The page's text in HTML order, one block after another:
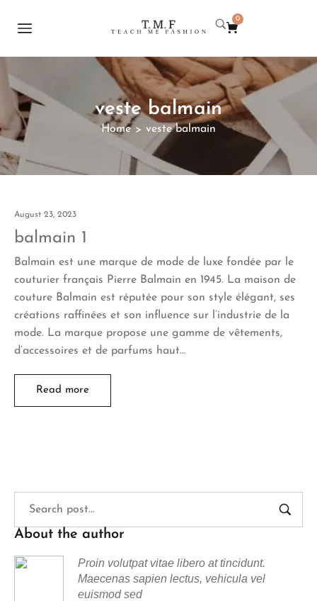
0
veste balmain
Home > veste balmain
August 23, 2023
balmain 1
Balmain est une marque de mode de luxe fondée par le
couturier français Pierre Balmain en 1945. La maison de
couture Balmain est réputée pour son style élégant, ses
créations raffinées et son influence sur l’industrie de la
mode. La marque propose une gamme de vêtements,
d’accessoires et de parfums haut…
Read more
About the author
Proin volutpat vitae libero at tincidunt.
Maecenas sapien lectus, vehicula vel
euismod sed